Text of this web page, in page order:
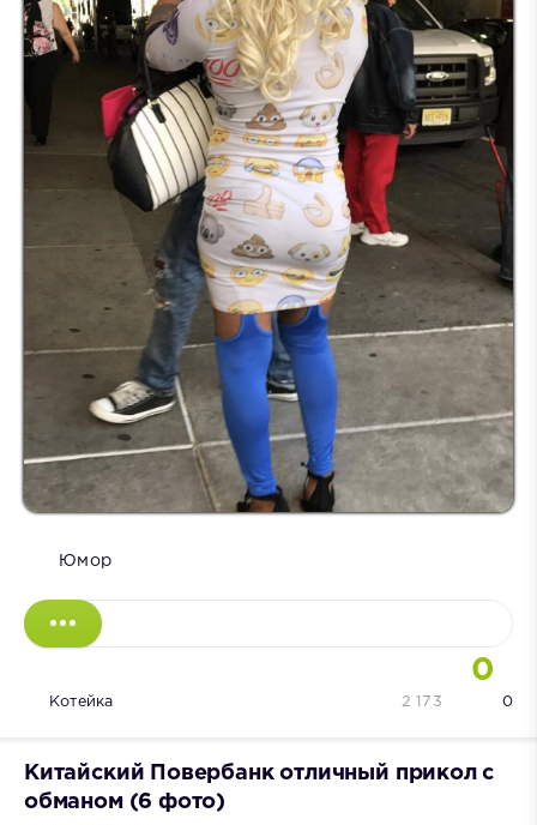
Юмор
0
Котейка 0
2 173
Китайский Повербанк отличный прикол с
обманом (6 фото)